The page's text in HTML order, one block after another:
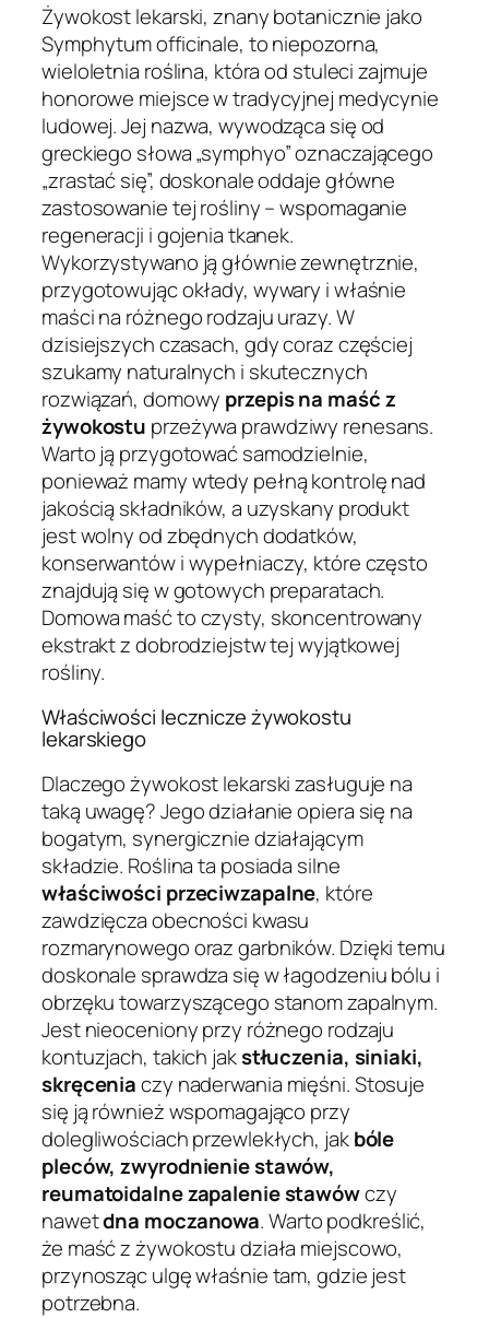
Żywokost lekarski, znany botanicznie jako
Symphytum officinale, to niepozorna,
wieloletnia roślina, która od stuleci zajmuje
honorowe miejsce w tradycyjnej medycynie
ludowej. Jej nazwa, wywodząca się od
greckiego słowa „symphyo” oznaczającego
„zrastać się”, doskonale oddaje główne
zastosowanie tej rośliny – wspomaganie
regeneracji i gojenia tkanek.
Wykorzystywano ją głównie zewnętrznie,
przygotowując okłady, wywary i właśnie
maści na różnego rodzaju urazy. W
dzisiejszych czasach, gdy coraz częściej
szukamy naturalnych i skutecznych
rozwiązań, domowy przepis na maść z
żywokostu przeżywa prawdziwy renesans.
Warto ją przygotować samodzielnie,
ponieważ mamy wtedy pełną kontrolę nad
jakością składników, a uzyskany produkt
jest wolny od zbędnych dodatków,
konserwantów i wypełniaczy, które często
znajdują się w gotowych preparatach.
Domowa maść to czysty, skoncentrowany
ekstrakt z dobrodziejstw tej wyjątkowej
rośliny.
Właściwości lecznicze żywokostu
lekarskiego
Dlaczego żywokost lekarski zasługuje na
taką uwagę? Jego działanie opiera się na
bogatym, synergicznie działającym
składzie. Roślina ta posiada silne
właściwości przeciwzapalne, które
zawdzięcza obecności kwasu
rozmarynowego oraz garbników. Dzięki temu
doskonale sprawdza się w łagodzeniu bólu i
obrzęku towarzyszącego stanom zapalnym.
Jest nieoceniony przy różnego rodzaju
kontuzjach, takich jakstłuczenia, siniaki,
skręceniaczy naderwania mięśni. Stosuje
się ją również wspomagająco przy
dolegliwościach przewlekłych, jakbóle
pleców, zwyrodnienie stawów,
reumatoidalne zapalenie stawówczy
nawetdna moczanowa. Warto podkreślić,
że maść z żywokostu działa miejscowo,
przynosząc ulgę właśnie tam, gdzie jest
potrzebna.